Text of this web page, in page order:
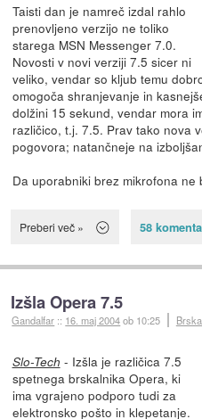
Taisti dan je namreč izdal rahlo
prenovljeno verzijo ne toliko
starega MSN Messenger 7.0.
Novosti v novi verziji 7.5 sicer ni
veliko, vendar so kljub temu
omogoča shranjevanje in
dolžini 15 sekund, vendar mora
različico, t.j. 7.5. Prav tako nova
pogovora; natančneje na
Da uporabniki brez mikrofona ne
Preberi več » 58
Izšla Opera 7.5
Gandalfar :: 16. maj 2004ob 10:25
Slo-Tech - Izšla je različica 7.5
spetnega brskalnika Opera, ki
ima vgrajeno podporo tudi za
elektronsko pošto in klepetanje.